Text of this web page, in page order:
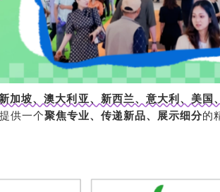
加坡、澳大利亚、新西兰、意大利、美国
供一个聚焦专业、传递新品、展示细分的